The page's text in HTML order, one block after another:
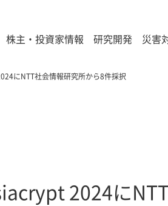
株主・投資家情報 研究開発 災害
にNTT社会情報研究所から8件採択
2024に